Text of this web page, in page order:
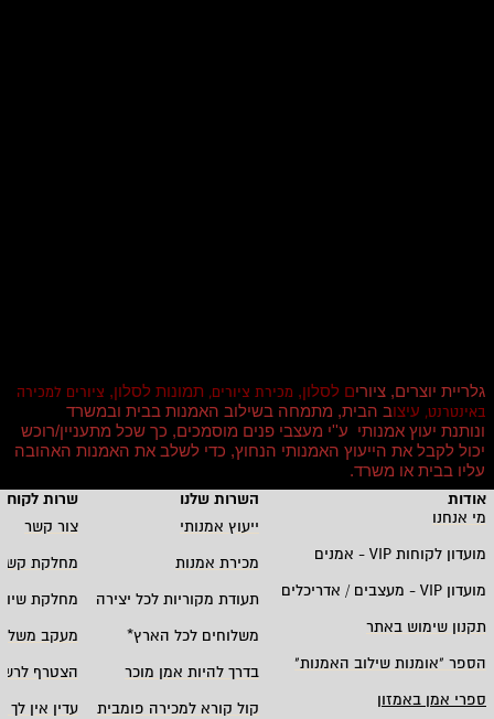
גלריית יוצרים, ציורים לסלון, מכירת ציורים, תמונות לסלון, ציורים למכירה
באינטרנט, עיצוב הבית, מתמחה בשילוב האמנות בבית ובמשרד
ונותנת יעוץ אמנותי ע''י מעצבי פנים מוסמכים, כך שכל מתעניין/רוכש
יכול לקבל את הייעוץ האמנותי הנחוץ, כדי לשלב את האמנות האהובה
עליו בבית או משרד.
אודות השרות שלנו
שרות
מי אנחנו
ייעוץ אמנותי
צור קשר
מועדון לקוחותVIP - אמנים מכירת אמנות
מחלקת
מועדון
מעצבים / אדריכלים תעודת מקוריות לכל יצירה
מחלקת
תקנון שימוש באתר
משלוחים לכל הארץ*
מעקב
הספר "אומנות שילוב האמנות" בדרך להיות אמן מוכר
הצטרף
ספרי אמן באמזון
קול קורא למכירה פומבית
עדין אין לך